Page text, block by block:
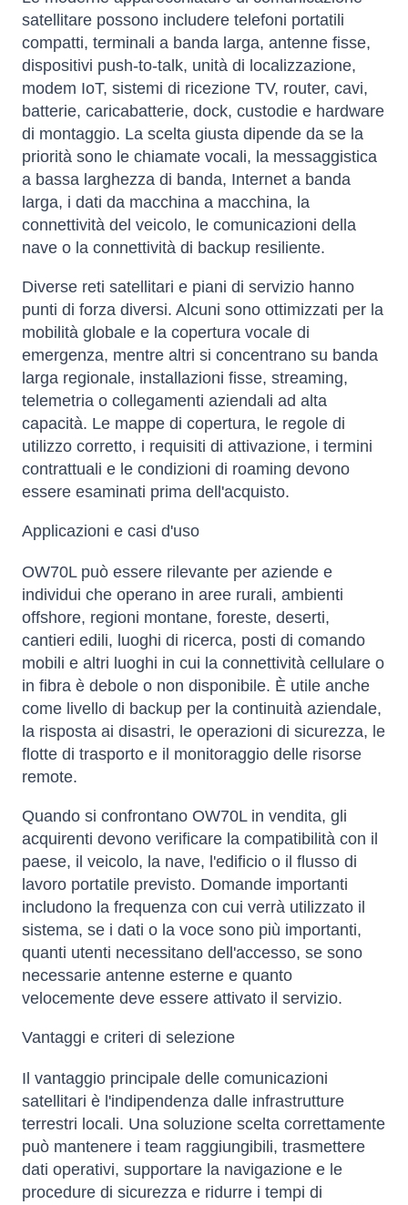
satellitare possono includere telefoni portatili
compatti, terminali a banda larga, antenne fisse,
dispositivi push-to-talk, unità di localizzazione,
modem IoT, sistemi di ricezione TV, router, cavi,
batterie, caricabatterie, dock, custodie e hardware
di montaggio. La scelta giusta dipende da se la
priorità sono le chiamate vocali, la messaggistica
a bassa larghezza di banda, Internet a banda
larga, i dati da macchina a macchina, la
connettività del veicolo, le comunicazioni della
nave o la connettività di backup resiliente.
Diverse reti satellitari e piani di servizio hanno
punti di forza diversi. Alcuni sono ottimizzati per la
mobilità globale e la copertura vocale di
emergenza, mentre altri si concentrano su banda
larga regionale, installazioni fisse, streaming,
telemetria o collegamenti aziendali ad alta
capacità. Le mappe di copertura, le regole di
utilizzo corretto, i requisiti di attivazione, i termini
contrattuali e le condizioni di roaming devono
essere esaminati prima dell'acquisto.
Applicazioni e casi d'uso
OW70L può essere rilevante per aziende e
individui che operano in aree rurali, ambienti
offshore, regioni montane, foreste, deserti,
cantieri edili, luoghi di ricerca, posti di comando
mobili e altri luoghi in cui la connettività cellulare o
in fibra è debole o non disponibile. È utile anche
come livello di backup per la continuità aziendale,
la risposta ai disastri, le operazioni di sicurezza, le
flotte di trasporto e il monitoraggio delle risorse
remote.
Quando si confrontano OW70L in vendita, gli
acquirenti devono verificare la compatibilità con il
paese, il veicolo, la nave, l'edificio o il flusso di
lavoro portatile previsto. Domande importanti
includono la frequenza con cui verrà utilizzato il
sistema, se i dati o la voce sono più importanti,
quanti utenti necessitano dell'accesso, se sono
necessarie antenne esterne e quanto
velocemente deve essere attivato il servizio.
Vantaggi e criteri di selezione
Il vantaggio principale delle comunicazioni
satellitari è l'indipendenza dalle infrastrutture
terrestri locali. Una soluzione scelta correttamente
può mantenere i team raggiungibili, trasmettere
dati operativi, supportare la navigazione e le
procedure di sicurezza e ridurre i tempi di